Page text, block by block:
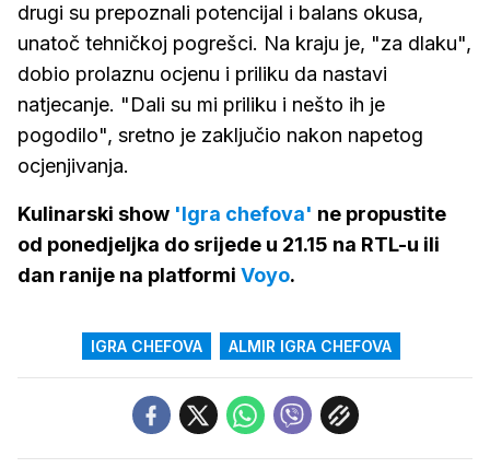
drugi su prepoznali potencijal i balans okusa,
unatoč tehničkoj pogrešci. Na kraju je, "za dlaku",
dobio prolaznu ocjenu i priliku da nastavi
natjecanje. "Dali su mi priliku i nešto ih je
pogodilo", sretno je zaključio nakon napetog
ocjenjivanja.
Kulinarski show 'Igra chefova' ne propustite
od ponedjeljka do srijede u 21.15 na RTL-u ili
dan ranije na platformi Voyo.
IGRA CHEFOVA ALMIR IGRA CHEFOVA